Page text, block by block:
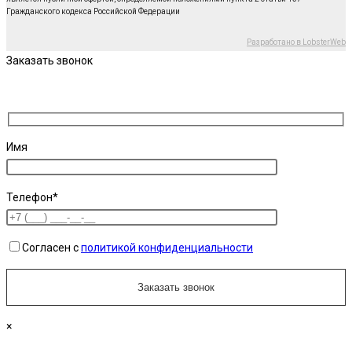
Гражданского кодекса Российской Федерации
Разработано в LobsterWeb
Заказать звонок
Имя
Телефон*
Согласен сполитикой конфиденциальности
×